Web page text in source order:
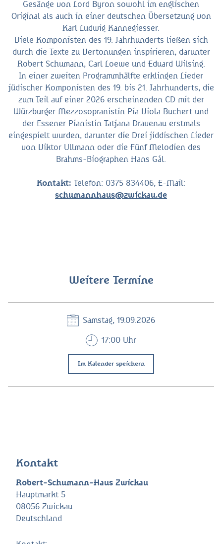
Gesänge von Lord Byron sowohl im englischen
Original als auch in einer deutschen Übersetzung von
Karl Ludwig Kannegiesser.
Viele Komponisten des 19. Jahrhunderts ließen sich
durch die Texte zu Vertonungen inspirieren, darunter
Robert Schumann, Carl Loewe und Eduard Wilsing.
In einer zweiten Programmhälfte erklingen Lieder
jüdischer Komponisten des 19. bis 21. Jahrhunderts, die
zum Teil auf einer 2026 erscheinenden CD mit der
Würzburger Mezzosopranistin Pia Viola Buchert und
der Essener Pianistin Tatjana Dravenau erstmals
eingespielt wurden, darunter die Drei jiddischen Lieder
von Viktor Ullmann oder die Fünf Melodien des
Brahms-Biographen Hans Gál.
Kontakt: Telefon: 0375 834406, E-Mail:
schumannhaus@zwickau.de
Weitere Termine
Samstag, 19.09.2026
17:00 Uhr
Im Kalender speichern
Kontakt
Robert-Schumann-Haus Zwickau
Hauptmarkt 5
08056 Zwickau
Deutschland